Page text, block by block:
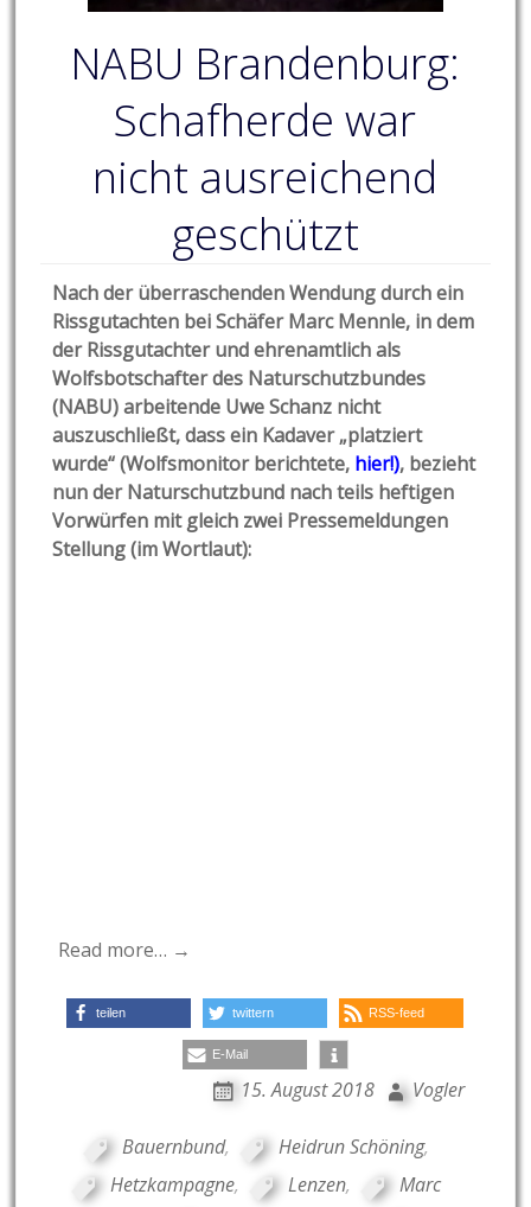
NABU Brandenburg:
Schafherde war
nicht ausreichend
geschützt
Nach der überraschenden Wendung durch ein
Rissgutachten bei Schäfer Marc Mennle, in dem
der Rissgutachter und ehrenamtlich als
Wolfsbotschafter des Naturschutzbundes
(NABU) arbeitende Uwe Schanz nicht
auszuschließt, dass ein Kadaver „platziert
wurde“ (Wolfsmonitor berichtete, hier!), bezieht
nun der Naturschutzbund nach teils heftigen
Vorwürfen mit gleich zwei Pressemeldungen
Stellung (im Wortlaut):
Read more… →
teilen twittern RSS-feed
E-Mail
15. August 2018 Vogler
Bauernbund, Heidrun Schöning,
Hetzkampagne, Lenzen,
Marc